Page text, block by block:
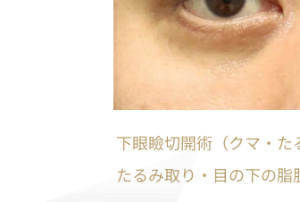
下眼瞼切開術（クマ・
たるみ取り・目の下の